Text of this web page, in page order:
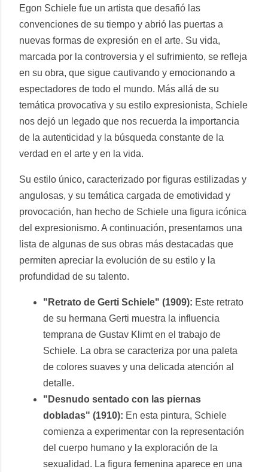
Egon Schiele fue un artista que desafió las
convenciones de su tiempo y abrió las puertas a
nuevas formas de expresión en el arte. Su vida,
marcada por la controversia y el sufrimiento, se refleja
en su obra, que sigue cautivando y emocionando a
espectadores de todo el mundo. Más allá de su
temática provocativa y su estilo expresionista, Schiele
nos dejó un legado que nos recuerda la importancia
de la autenticidad y la búsqueda constante de la
verdad en el arte y en la vida.
Su estilo único, caracterizado por figuras estilizadas y
angulosas, y su temática cargada de emotividad y
provocación, han hecho de Schiele una figura icónica
del expresionismo. A continuación, presentamos una
lista de algunas de sus obras más destacadas que
permiten apreciar la evolución de su estilo y la
profundidad de su talento.
"Retrato de Gerti Schiele" (1909): Este retrato
de su hermana Gerti muestra la influencia
temprana de Gustav Klimt en el trabajo de
Schiele. La obra se caracteriza por una paleta
de colores suaves y una delicada atención al
detalle.
"Desnudo sentado con las piernas
dobladas" (1910): En esta pintura, Schiele
comienza a experimentar con la representación
del cuerpo humano y la exploración de la
sexualidad. La figura femenina aparece en una